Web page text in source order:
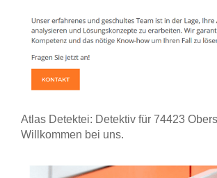
Atlas Detektei: Detektiv für 74423
Willkommen bei uns.